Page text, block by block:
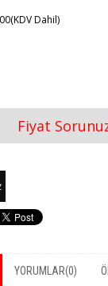
(KDV Dahil)
Fiyat
YORUMLAR(0)